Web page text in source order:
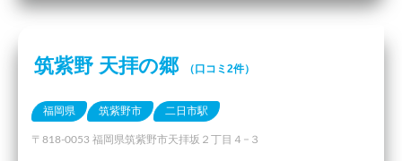
筑紫野 天拝の郷 （口コミ2件）
福岡県 筑紫野市 二日市駅
〒818-0053 福岡県筑紫野市天拝坂２丁目４−３